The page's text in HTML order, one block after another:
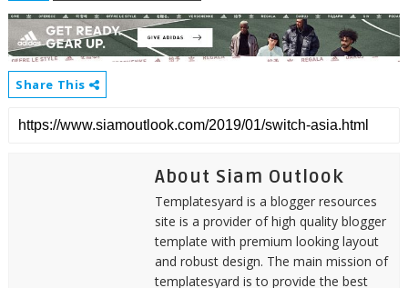
Share This
About Siam Outlook
Templatesyard is a blogger resources
site is a provider of high quality blogger
template with premium looking layout
and robust design. The main mission of
templatesyard is to provide the best